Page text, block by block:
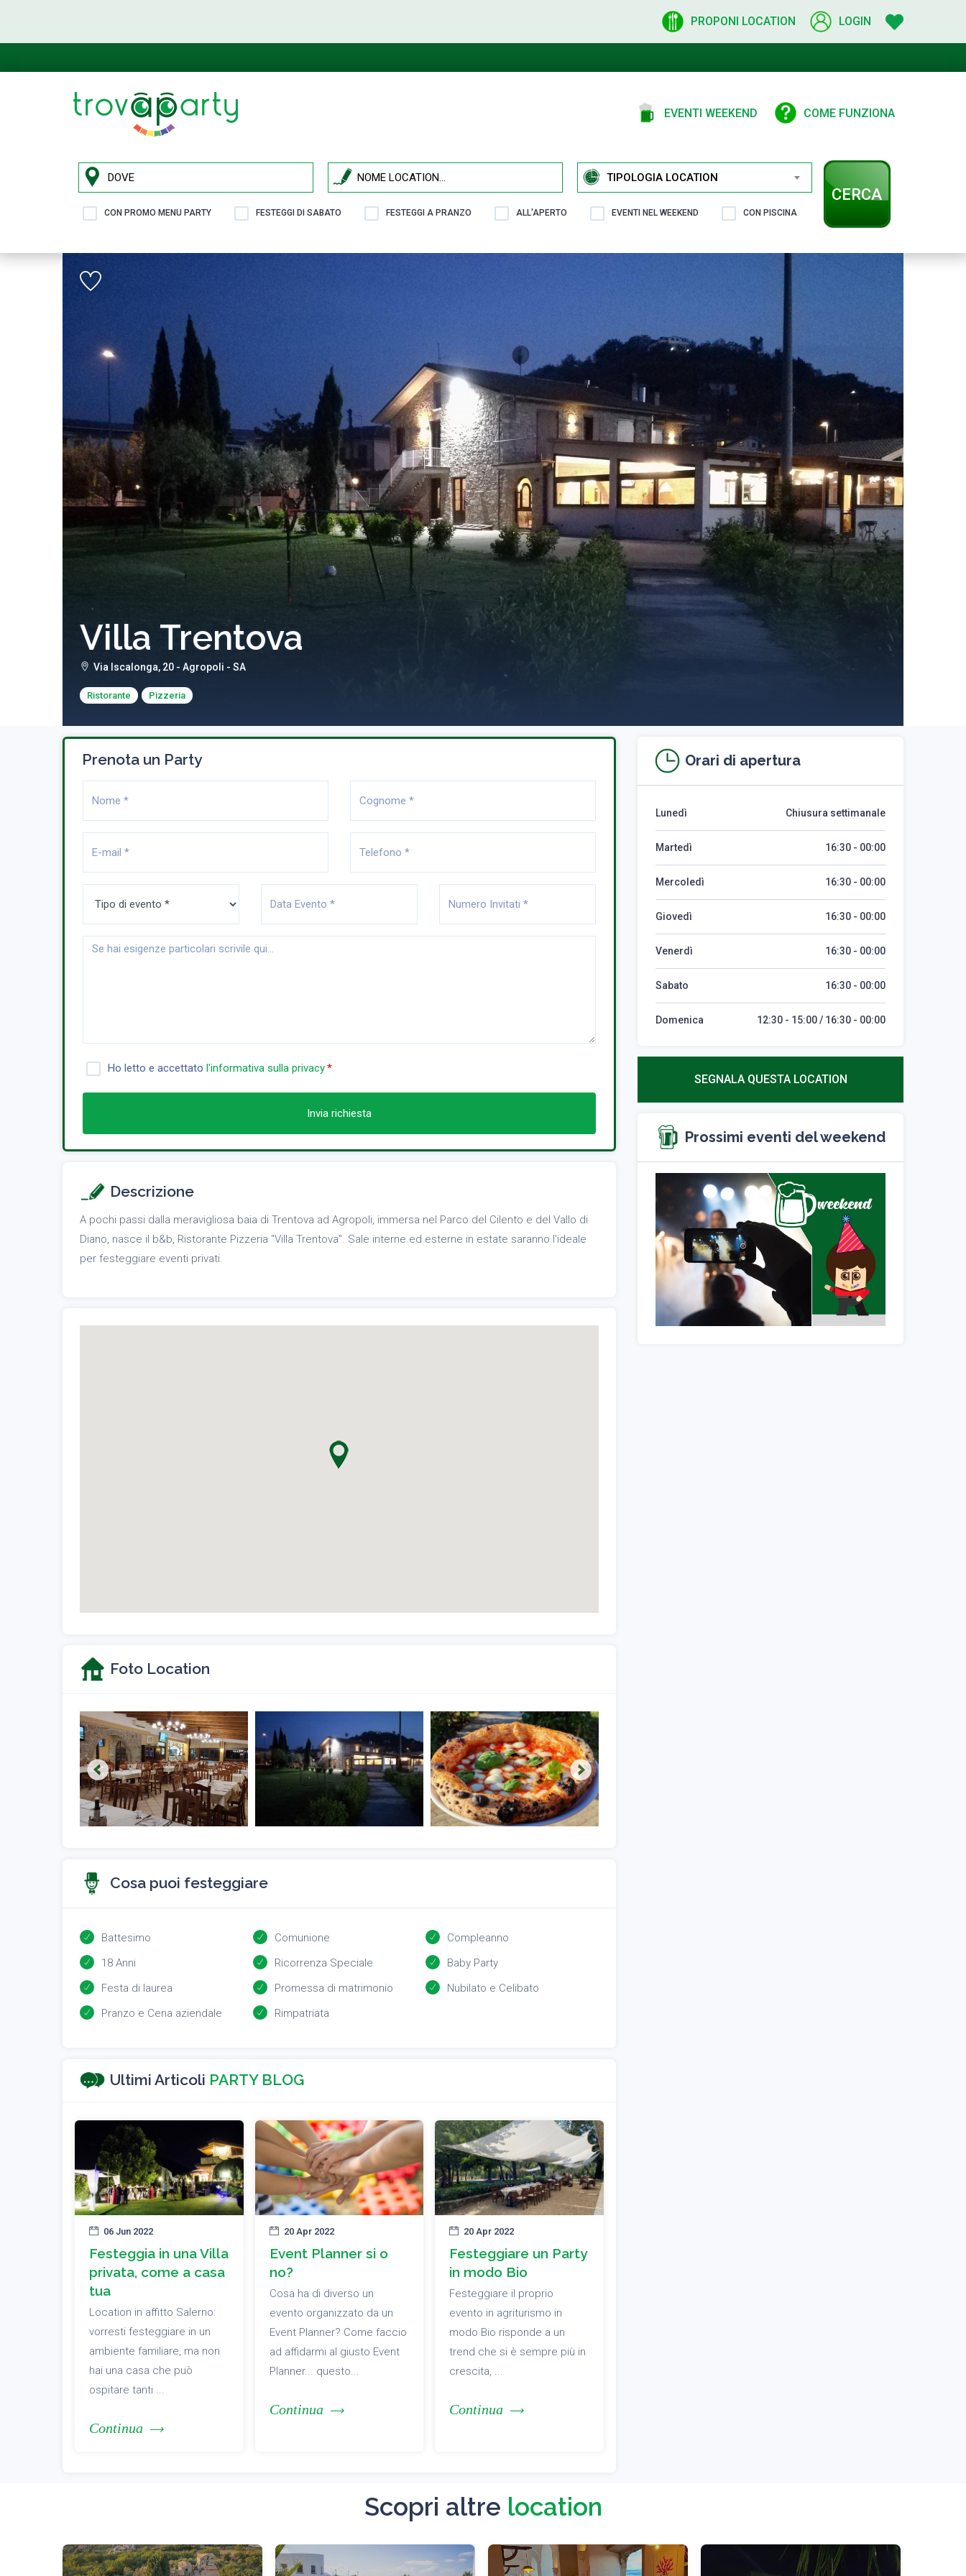
PROPONI LOCATION LOGIN
EVENTI WEEKEND COME FUNZIONA
TIPOLOGIA LOCATION
CON PROMO MENU PARTY FESTEGGI DI SABATO FESTEGGI A PRANZO ALL'APERTO EVENTI NEL WEEKEND CON PISCINA
CERCA
Villa Trentova
Via Iscalonga, 20 - Agropoli - SA
Ristorante Pizzeria
Prenota un Party
Ho letto e accettato l'informativa sulla privacy
Invia richiesta
Descrizione
A pochi passi dalla meravigliosa baia di Trentova ad Agropoli, immersa nel Parco del Cilento e del Vallo di
Diano, nasce il b&b, Ristorante Pizzeria "Villa Trentova". Sale interne ed esterne in estate saranno l'ideale
per festeggiare eventi privati.
Foto Location
Cosa puoi festeggiare
Battesimo Comunione
Compleanno
18 Anni
Ricorrenza Speciale
Baby Party
Festa di laurea
Promessa di matrimonio
Nubilato e Celibato
Pranzo e Cena aziendale
Rimpatriata
Ultimi Articoli PARTY BLOG
06 Jun 2022
Festeggia in una Villa
privata, come a casa
tua
Location in affitto Salerno:
vorresti festeggiare in un
ambiente familiare, ma non
hai una casa che può
ospitare tanti ...
Continua
20 Apr 2022
Event Planner si o
no?
Cosa ha di diverso un
evento organizzato da un
Event Planner? Come faccio
ad affidarmi al giusto Event
Planner... questo...
Continua
20 Apr 2022
Festeggiare un Party
in modo Bio
Festeggiare il proprio
evento in agriturismo in
modo Bio risponde a un
trend che si è sempre più in
crescita, ...
Continua
Orari di apertura
Lunedì Chiusura settimanale
Martedì 16:30 - 00:00
Mercoledì 16:30 - 00:00
Giovedì 16:30 - 00:00
Venerdì 16:30 - 00:00
Sabato 16:30 - 00:00
Domenica 12:30 - 15:00 / 16:30 - 00:00
SEGNALA QUESTA LOCATION
Prossimi eventi del weekend
Scopri altre location